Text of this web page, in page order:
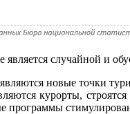
является случайной и
новые точки
курорты,
программы